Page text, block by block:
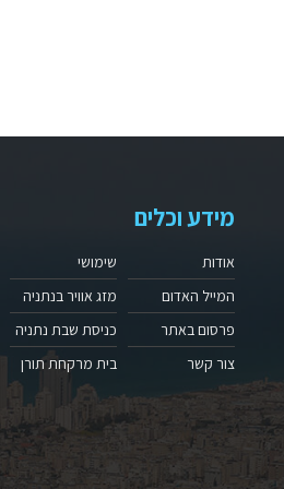
מידע וכלים
אודות
המייל האדום
פרסום באתר
צור קשר
שימושי
מזג אוויר בנתניה
כניסת שבת נתניה
בית מרקחת תורן